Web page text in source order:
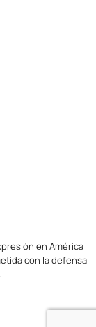
en América
con la defensa